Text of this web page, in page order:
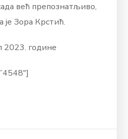
већ препознатљиво,
је Зора Крстић.
2023. године